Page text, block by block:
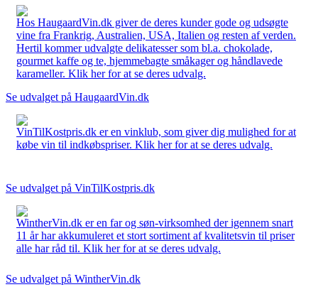
Hos HaugaardVin.dk giver de deres kunder gode og udsøgte
vine fra Frankrig, Australien, USA, Italien og resten af verden.
Hertil kommer udvalgte delikatesser som bl.a. chokolade,
gourmet kaffe og te, hjemmebagte småkager og håndlavede
karameller. Klik her for at se deres udvalg.
Se udvalget på HaugaardVin.dk
VinTilKostpris.dk er en vinklub, som giver dig mulighed for at
købe vin til indkøbspriser. Klik her for at se deres udvalg.
Se udvalget på VinTilKostpris.dk
WintherVin.dk er en far og søn-virksomhed der igennem snart
11 år har akkumuleret et stort sortiment af kvalitetsvin til priser
alle har råd til. Klik her for at se deres udvalg.
Se udvalget på WintherVin.dk